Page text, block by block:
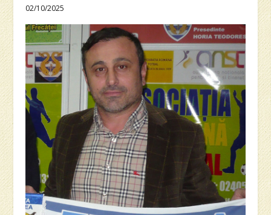
02/10/2025